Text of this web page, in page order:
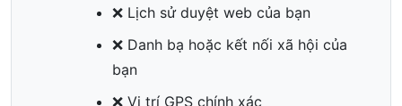
❌ Lịch sử duyệt web của bạn
❌ Danh bạ hoặc kết nối xã hội của
bạn
❌ Vị trí GPS chính xác